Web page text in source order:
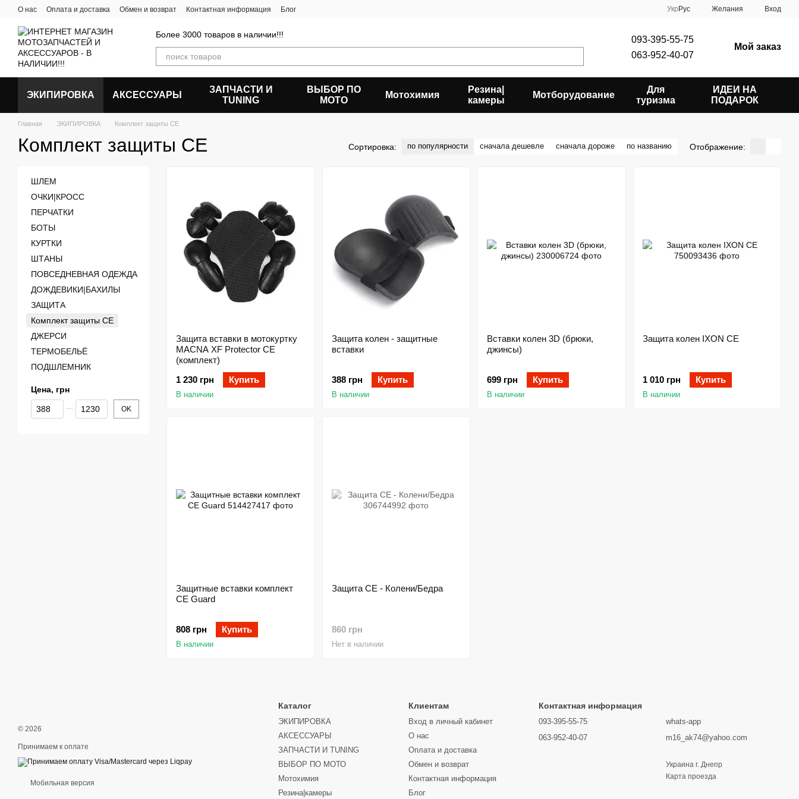
Перейти к основному контенту
О нас Оплата и доставка Обмен и возврат Контактная информация Блог Укр Рус Желания Вход
Более 3000 товаров в наличии!!!
093-395-55-75
063-952-40-07
Мой заказ
ЭКИПИРОВКА АКСЕССУАРЫ
ЗАПЧАСТИ И
ТUNING
ВЫБОР ПО
МОТО
Мотохимия
Резина|
камеры
Мотборудование
Для
туризма
ИДЕИ НА
ПОДАРОК
Главная ЭКИПИРОВКА Комплект защиты CE
Комплект защиты CE Сортировка: по популярности сначала дешевле сначала дороже по названию Отображение:
Защита вставки в мотокуртку
MACNA XF Protector CE
(комплект)
1 230 грн
Купить
В наличии
Защита колен - защитные
вставки
388 грн Купить
В наличии
Вставки колен 3D (брюки,
джинсы)
699 грн Купить
В наличии
Защита колен IXON CE
1 010 грн Купить
В наличии
Защитные вставки комплект
CE Guard
808 грн Купить
В наличии
Защита СЕ - Колени/Бедра
860 грн
Нет в наличии
ШЛЕМ
ОЧКИ|КРОСС
ПЕРЧАТКИ
БОТЫ
КУРТКИ
ШТАНЫ
ПОВСЕДНЕВНАЯ ОДЕЖДА
ДОЖДЕВИКИ|БАХИЛЫ
ЗАЩИТА
Комплект защиты CE
ДЖЕРСИ
ТЕРМОБЕЛЬЁ
ПОДШЛЕМНИК
Цена, грн
От Цена, грн
До Цена, грн OK
© 2026
Принимаем к оплате
Мобильная версия
Каталог
ЭКИПИРОВКА
АКСЕССУАРЫ
ЗАПЧАСТИ И ТUNING
ВЫБОР ПО МОТО
Мотохимия
Резина|камеры
Клиентам
Вход в личный кабинет
О нас
Оплата и доставка
Обмен и возврат
Контактная информация
Блог
Контактная информация
093-395-55-75
063-952-40-07
whats-app
m16_ak74@yahoo.com
Украина г. Днепр
Карта проезда